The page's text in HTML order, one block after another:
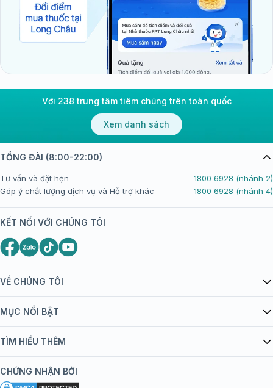
Với 238 trung tâm tiêm chủng trên toàn quốc
Xem danh sách
VỀ CHÚNG TÔI
Giới thiệu Tiêm Chủng FPT Long Châu
bán hàng
Chính sách nội dung
MỤC NỔI BẬT
Danh mục vắc xin
Đội ngũ bác sĩ, chuyên gia
TÌM HIỂU THÊM
Khuyến mãi
CHỨNG NHẬN BỞI
TỔNG ĐÀI (8:00-22:00)
Tư vấn và đặt hẹn
1800 6928 (nhánh 2)
Góp ý chất lượng dịch vụ và Hỗ trợ khác
1800 6928 (nhánh 4)
KẾT NỐI VỚI CHÚNG TÔI